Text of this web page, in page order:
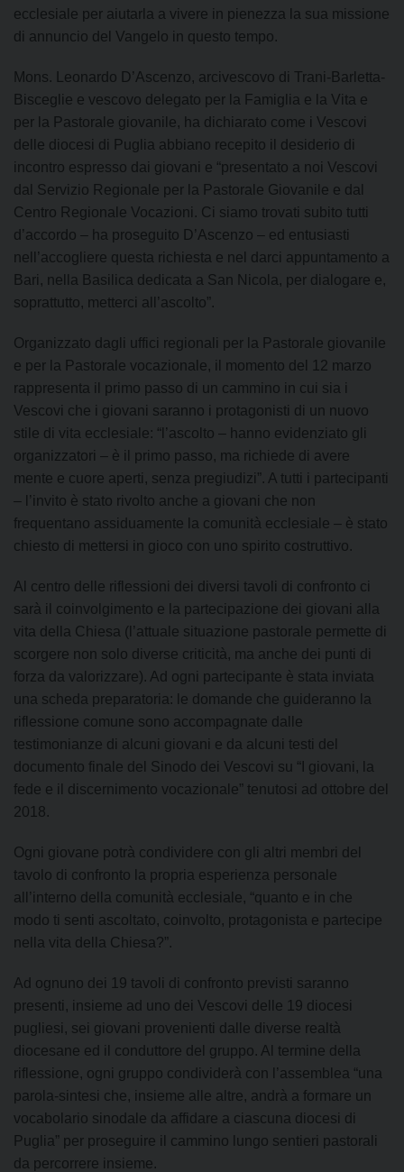
ecclesiale per aiutarla a vivere in pienezza la sua missione
di annuncio del Vangelo in questo tempo.
Mons. Leonardo D’Ascenzo, arcivescovo di Trani-Barletta-
Bisceglie e vescovo delegato per la Famiglia e la Vita e
per la Pastorale giovanile, ha dichiarato come i Vescovi
delle diocesi di Puglia abbiano recepito il desiderio di
incontro espresso dai giovani e “presentato a noi Vescovi
dal Servizio Regionale per la Pastorale Giovanile e dal
Centro Regionale Vocazioni. Ci siamo trovati subito tutti
d’accordo – ha proseguito D’Ascenzo – ed entusiasti
nell’accogliere questa richiesta e nel darci appuntamento a
Bari, nella Basilica dedicata a San Nicola, per dialogare e,
soprattutto, metterci all’ascolto”.
Organizzato dagli uffici regionali per la Pastorale giovanile
e per la Pastorale vocazionale, il momento del 12 marzo
rappresenta il primo passo di un cammino in cui sia i
Vescovi che i giovani saranno i protagonisti di un nuovo
stile di vita ecclesiale: “l’ascolto – hanno evidenziato gli
organizzatori – è il primo passo, ma richiede di avere
mente e cuore aperti, senza pregiudizi”. A tutti i partecipanti
– l’invito è stato rivolto anche a giovani che non
frequentano assiduamente la comunità ecclesiale – è stato
chiesto di mettersi in gioco con uno spirito costruttivo.
Al centro delle riflessioni dei diversi tavoli di confronto ci
sarà il coinvolgimento e la partecipazione dei giovani alla
vita della Chiesa (l’attuale situazione pastorale permette di
scorgere non solo diverse criticità, ma anche dei punti di
forza da valorizzare). Ad ogni partecipante è stata inviata
una scheda preparatoria: le domande che guideranno la
riflessione comune sono accompagnate dalle
testimonianze di alcuni giovani e da alcuni testi del
documento finale del Sinodo dei Vescovi su “I giovani, la
fede e il discernimento vocazionale” tenutosi ad ottobre del
2018.
Ogni giovane potrà condividere con gli altri membri del
tavolo di confronto la propria esperienza personale
all’interno della comunità ecclesiale, “quanto e in che
modo ti senti ascoltato, coinvolto, protagonista e partecipe
nella vita della Chiesa?”.
Ad ognuno dei 19 tavoli di confronto previsti saranno
presenti, insieme ad uno dei Vescovi delle 19 diocesi
pugliesi, sei giovani provenienti dalle diverse realtà
diocesane ed il conduttore del gruppo. Al termine della
riflessione, ogni gruppo condividerà con l’assemblea “una
parola-sintesi che, insieme alle altre, andrà a formare un
vocabolario sinodale da affidare a ciascuna diocesi di
Puglia” per proseguire il cammino lungo sentieri pastorali
da percorrere insieme.